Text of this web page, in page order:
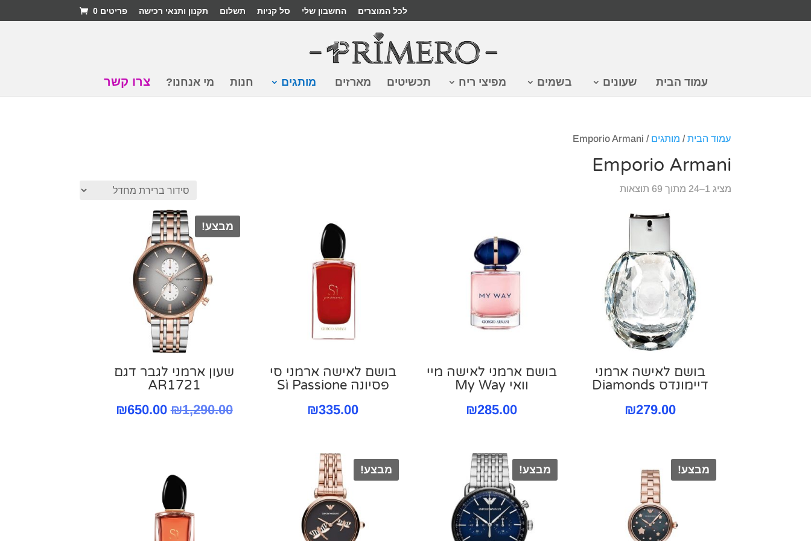
לכל המוצרים החשבון שלי סל קניות תשלום תקנון ותנאי רכישה פריטים 0
עמוד הבית שעונים בשמים מפיצי ריח תכשיטים מארזים מותגים חנות מי אנחנו? צרו קשר
עמוד הבית/ מותגים / Emporio Armani
Emporio Armani
מציג 1–24 מתוך 69 תוצאות
בושם לאישה ארמני
דיימונדס Diamonds
₪279.00
בושם ארמני לאישה מיי
וואי My Way
₪285.00
בושם לאישה ארמני סי
פסיונה Sì Passione
₪335.00
מבצע!
שעון ארמני לגבר דגם
AR1721
₪1,290.00
המחיר
₪1,290.00.
₪650.00
מבצע! מבצע! מבצע!